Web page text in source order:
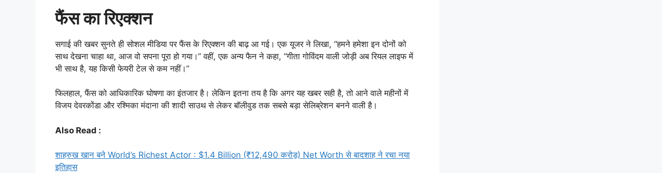
फैंस का रिएक्शन
सगाई की खबर सुनते ही सोशल मीडिया पर फैंस के रिएक्शन की बाढ़ आ गई। एक यूजर ने लिखा, “हमने हमेशा इन दोनों को
साथ देखना चाहा था, आज वो सपना पूरा हो गया।” वहीं, एक अन्य फैन ने कहा, “गीता गोविंदम वाली जोड़ी अब रियल लाइफ में
भी साथ है, यह किसी फेयरी टेल से कम नहीं।”
फिलहाल, फैंस को आधिकारिक घोषणा का इंतजार है। लेकिन इतना तय है कि अगर यह खबर सही है, तो आने वाले महीनों में
विजय देवरकोंडा और रश्मिका मंदाना की शादी साउथ से लेकर बॉलीवुड तक सबसे बड़ा सेलिब्रेशन बनने वाली है।
Also Read :
शाहरुख खान बने World’s Richest Actor : $1.4 Billion (₹12,490 करोड़) Net Worth से बादशाह ने रचा नया
इतिहास